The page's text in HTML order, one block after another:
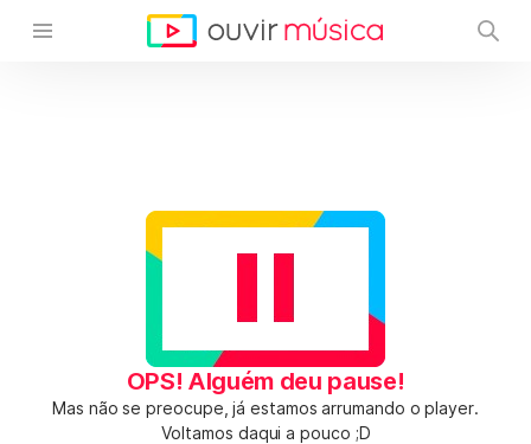
OPS! Alguém deu pause!
Mas não se preocupe, já estamos arrumando o player.
Voltamos daqui a pouco ;D